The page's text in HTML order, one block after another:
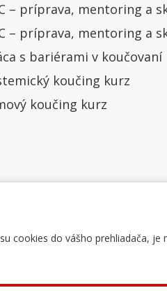
– príprava, mentoring a
– príprava, mentoring a
s bariérami v koučovaní
koučing kurz
koučing kurz
cookies do vášho prehliadača, je